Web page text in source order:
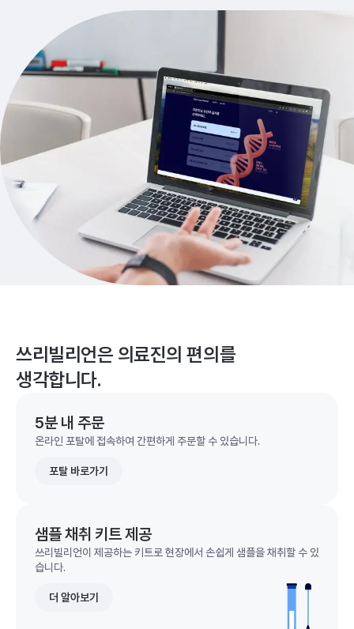
쓰리빌리언은 의료진의 편의를
생각합니다.
5분 내 주문
온라인 포탈에 접속하여 간편하게 주문할 수 있습니다.
포탈 바로가기
샘플 채취 키트 제공
쓰리빌리언이 제공하는 키트로 현장에서 손쉽게 샘플을 채취할 수 있
습니다.
더 알아보기